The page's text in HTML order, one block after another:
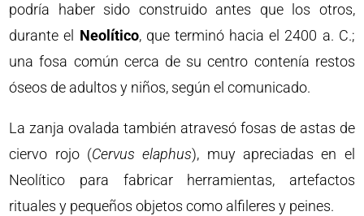
podría haber sido construido antes que los otros,
durante el Neolítico, que terminó hacia el 2400 a. C.;
una fosa común cerca de su centro contenía restos
óseos de adultos y niños, según el comunicado.
La zanja ovalada también atravesó fosas de astas de
ciervo rojo (Cervus elaphus), muy apreciadas en el
Neolítico para fabricar herramientas, artefactos
rituales y pequeños objetos como alfileres y peines.